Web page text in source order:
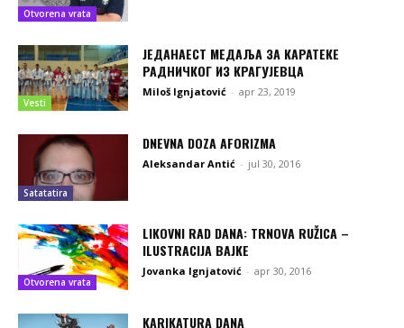
Otvorena vrata
Vesti
ЈЕДАНАЕСТ МЕДАЉА ЗА КАРАТЕКЕ
РАДНИЧКОГ ИЗ КРАГУЈЕВЦА
Miloš Ignjatović - apr 23, 2019
Satatatira
DNEVNA DOZA AFORIZMA
Aleksandar Antić - jul 30, 2016
Otvorena vrata
LIKOVNI RAD DANA: TRNOVA RUŽICA –
ILUSTRACIJA BAJKE
Jovanka Ignjatović - apr 30, 2016
KARIKATURA DANA